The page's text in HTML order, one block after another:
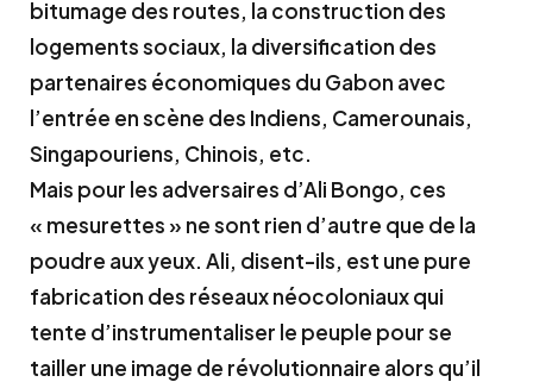
bitumage des routes, la construction des
logements sociaux, la diversification des
partenaires économiques du Gabon avec
l’entrée en scène des Indiens, Camerounais,
Singapouriens, Chinois, etc.
Mais pour les adversaires d’Ali Bongo, ces
« mesurettes » ne sont rien d’autre que de la
poudre aux yeux. Ali, disent-ils, est une pure
fabrication des réseaux néocoloniaux qui
tente d’instrumentaliser le peuple pour se
tailler une image de révolutionnaire alors qu’il